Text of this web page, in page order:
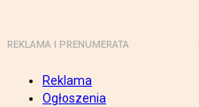
REKLAMA I PRENUMERATA
Reklama
Ogłoszenia